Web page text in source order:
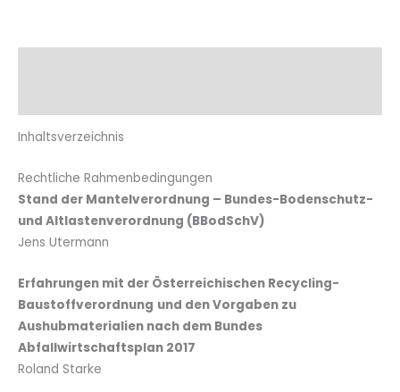
Inhaltsverzeichnis
Rechtliche Rahmenbedingungen
Stand der Mantelverordnung – Bundes-Bodenschutz-
und Altlastenverordnung (BBodSchV)
Jens Utermann
Erfahrungen mit der Österreichischen Recycling-
Baustoffverordnung und den Vorgaben zu
Aushubmaterialien nach dem Bundes
Abfallwirtschaftsplan 2017
Roland Starke